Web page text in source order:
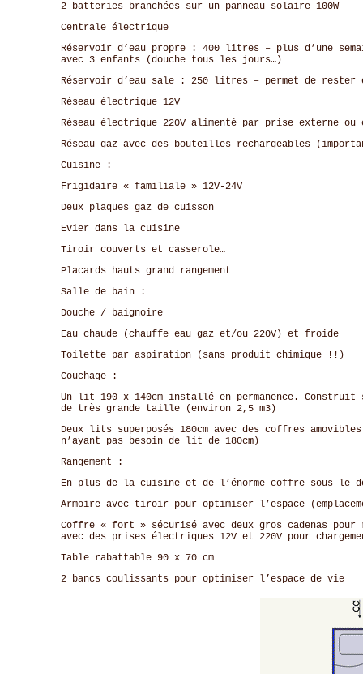
2 batteries branchées sur un panneau solaire 100W
Centrale électrique
Réservoir d’eau propre : 400 litres – plus d’une
avec 3 enfants (douche tous les jours…)
Réservoir d’eau sale : 250 litres – permet de
Réseau électrique 12V
Réseau électrique 220V alimenté par prise externe ou
Réseau gaz avec des bouteilles rechargeables
Cuisine :
Frigidaire « familiale » 12V-24V
Deux plaques gaz de cuisson
Evier dans la cuisine
Tiroir couverts et casserole…
Placards hauts grand rangement
Salle de bain :
Douche / baignoire
Eau chaude (chauffe eau gaz et/ou 220V) et froide
Toilette par aspiration (sans produit chimique !!)
Couchage :
Un lit 190 x 140cm installé en permanence.
de très grande taille (environ 2,5 m3)
Deux lits superposés 180cm avec des coffres
n’ayant pas besoin de lit de 180cm)
Rangement :
En plus de la cuisine et de l’énorme coffre sous le
Armoire avec tiroir pour optimiser l’espace
Coffre « fort » sécurisé avec deux gros cadenas
avec des prises électriques 12V et 220V pour
Table rabattable 90 x 70 cm
2 bancs coulissants pour optimiser l’espace de vie